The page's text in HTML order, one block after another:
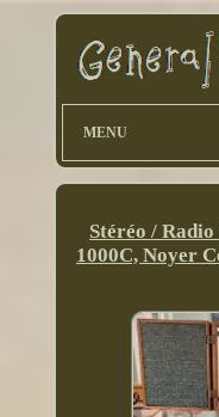
MENU
Stéréo /
1000C, Noyer